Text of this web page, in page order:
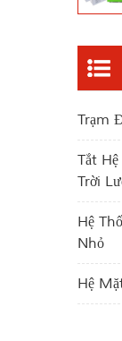
Trạm
Tắt
Trời
Hệ
Nhỏ
Hệ